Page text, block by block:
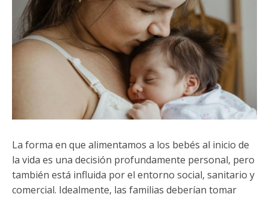
La forma en que alimentamos a los bebés al inicio de
la vida es una decisión profundamente personal, pero
también está influida por el entorno social, sanitario y
comercial. Idealmente, las familias deberían tomar